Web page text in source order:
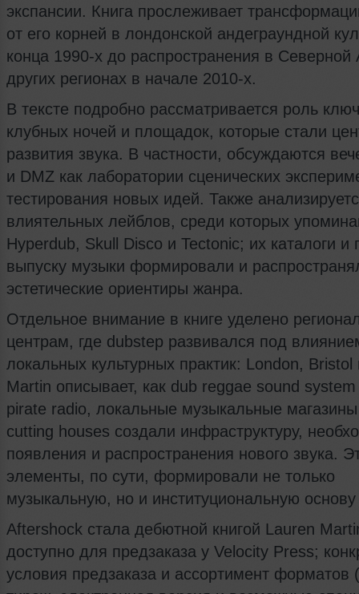
экспансии. Книга прослеживает
от его корней в лондонской андеграундной
конца 1990‑х до распространения в
других регионах в начале 2010‑х.
В тексте подробно рассматривается роль
клубных ночей и площадок, которые стали
развития звука. В частности, обсуждаются
и DMZ как лаборатории сценических
тестирования новых идей. Также
влиятельных лейблов, среди которых
Hyperdub, Skull Disco и Tectonic; их каталоги и
выпуску музыки формировали и
эстетические ориентиры жанра.
Отдельное внимание в книге уделено
центрам, где dubstep развивался под
локальных культурных практик: London,
Martin описывает, как dub reggae sound
pirate radio, локальные музыкальные
cutting houses создали инфраструктуру,
появления и распространения нового звука.
элементы, по сути, формировали не только
музыкальную, но и институциональную
Aftershock стала дебютной книгой Lauren
доступно для предзаказа у Velocity Press;
условия предзаказа и ассортимент форматов